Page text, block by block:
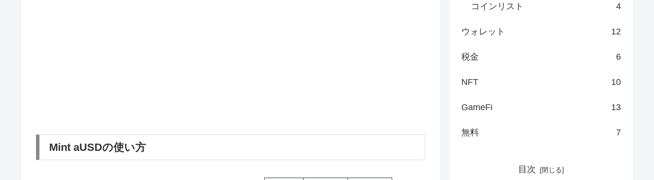
安定した通貨ほど担保としての価値が高く、少な
コインリスト 4
ウォレット 12
税金 6
NFT 10
GameFi 13
無料 7
目次